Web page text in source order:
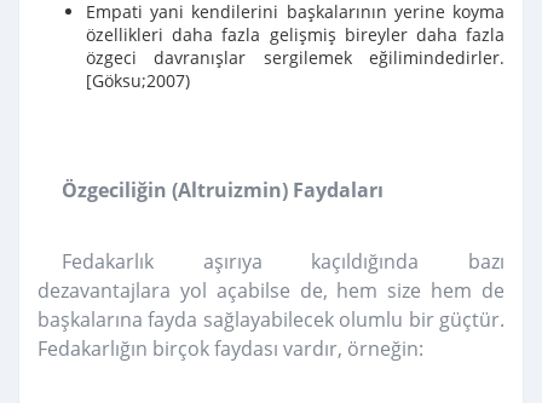
Empati yani kendilerini başkalarının yerine koyma
özellikleri daha fazla gelişmiş bireyler daha fazla
özgeci davranışlar sergilemek eğilimindedirler.
[Göksu;2007)
Özgeciliğin (Altruizmin) Faydaları
Fedakarlık aşırıya kaçıldığında bazı
dezavantajlara yol açabilse de, hem size hem de
başkalarına fayda sağlayabilecek olumlu bir güçtür.
Fedakarlığın birçok faydası vardır, örneğin: